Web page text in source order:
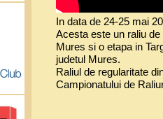
In data de 24-25 mai
Acesta este un raliu
Mures si o etapa in
judetul Mures.
Raliul de regularitate
Campionatului de